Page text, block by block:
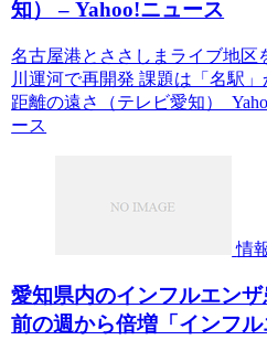
知） – Yahoo!ニュース
名古屋港とささしまライブ地区
川運河で再開発 課題は「名駅
距離の遠さ（テレビ愛知）
ース
情
愛知県内のインフルエン
前の週から倍増「インフ